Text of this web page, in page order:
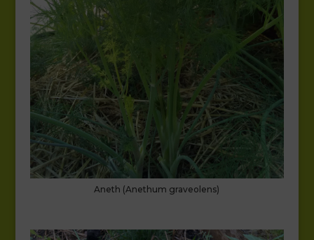
Aneth (Anethum graveolens)